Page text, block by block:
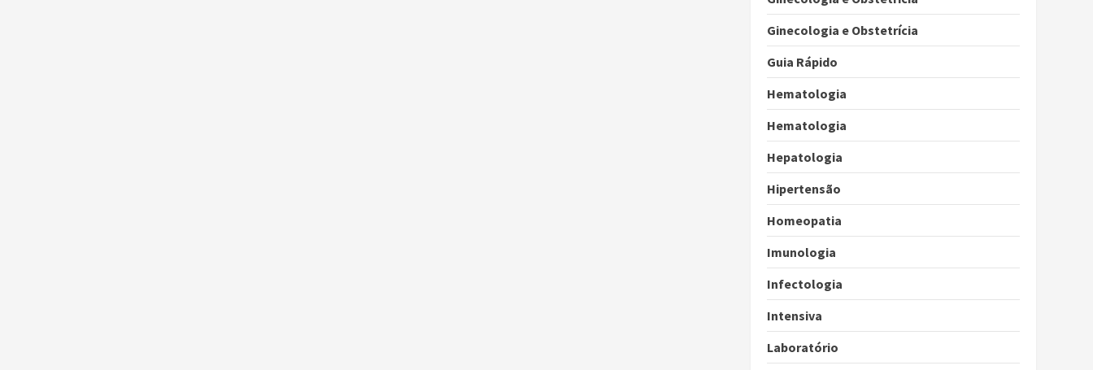
Ginecologia e Obstetrícia
Guia Rápido
Hematologia
Hematologia
Hepatologia
Hipertensão
Homeopatia
Imunologia
Infectologia
Intensiva
Laboratório